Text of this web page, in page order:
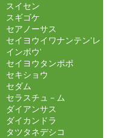
スイセン
スギゴケ
セアノーサス
セイヨウイワナンテン'レ
インボウ'
セイヨウタンポポ
セキショウ
セダム
セラスチュ－ム
ダイアンサス
ダイカンドラ
タツタネデシコ